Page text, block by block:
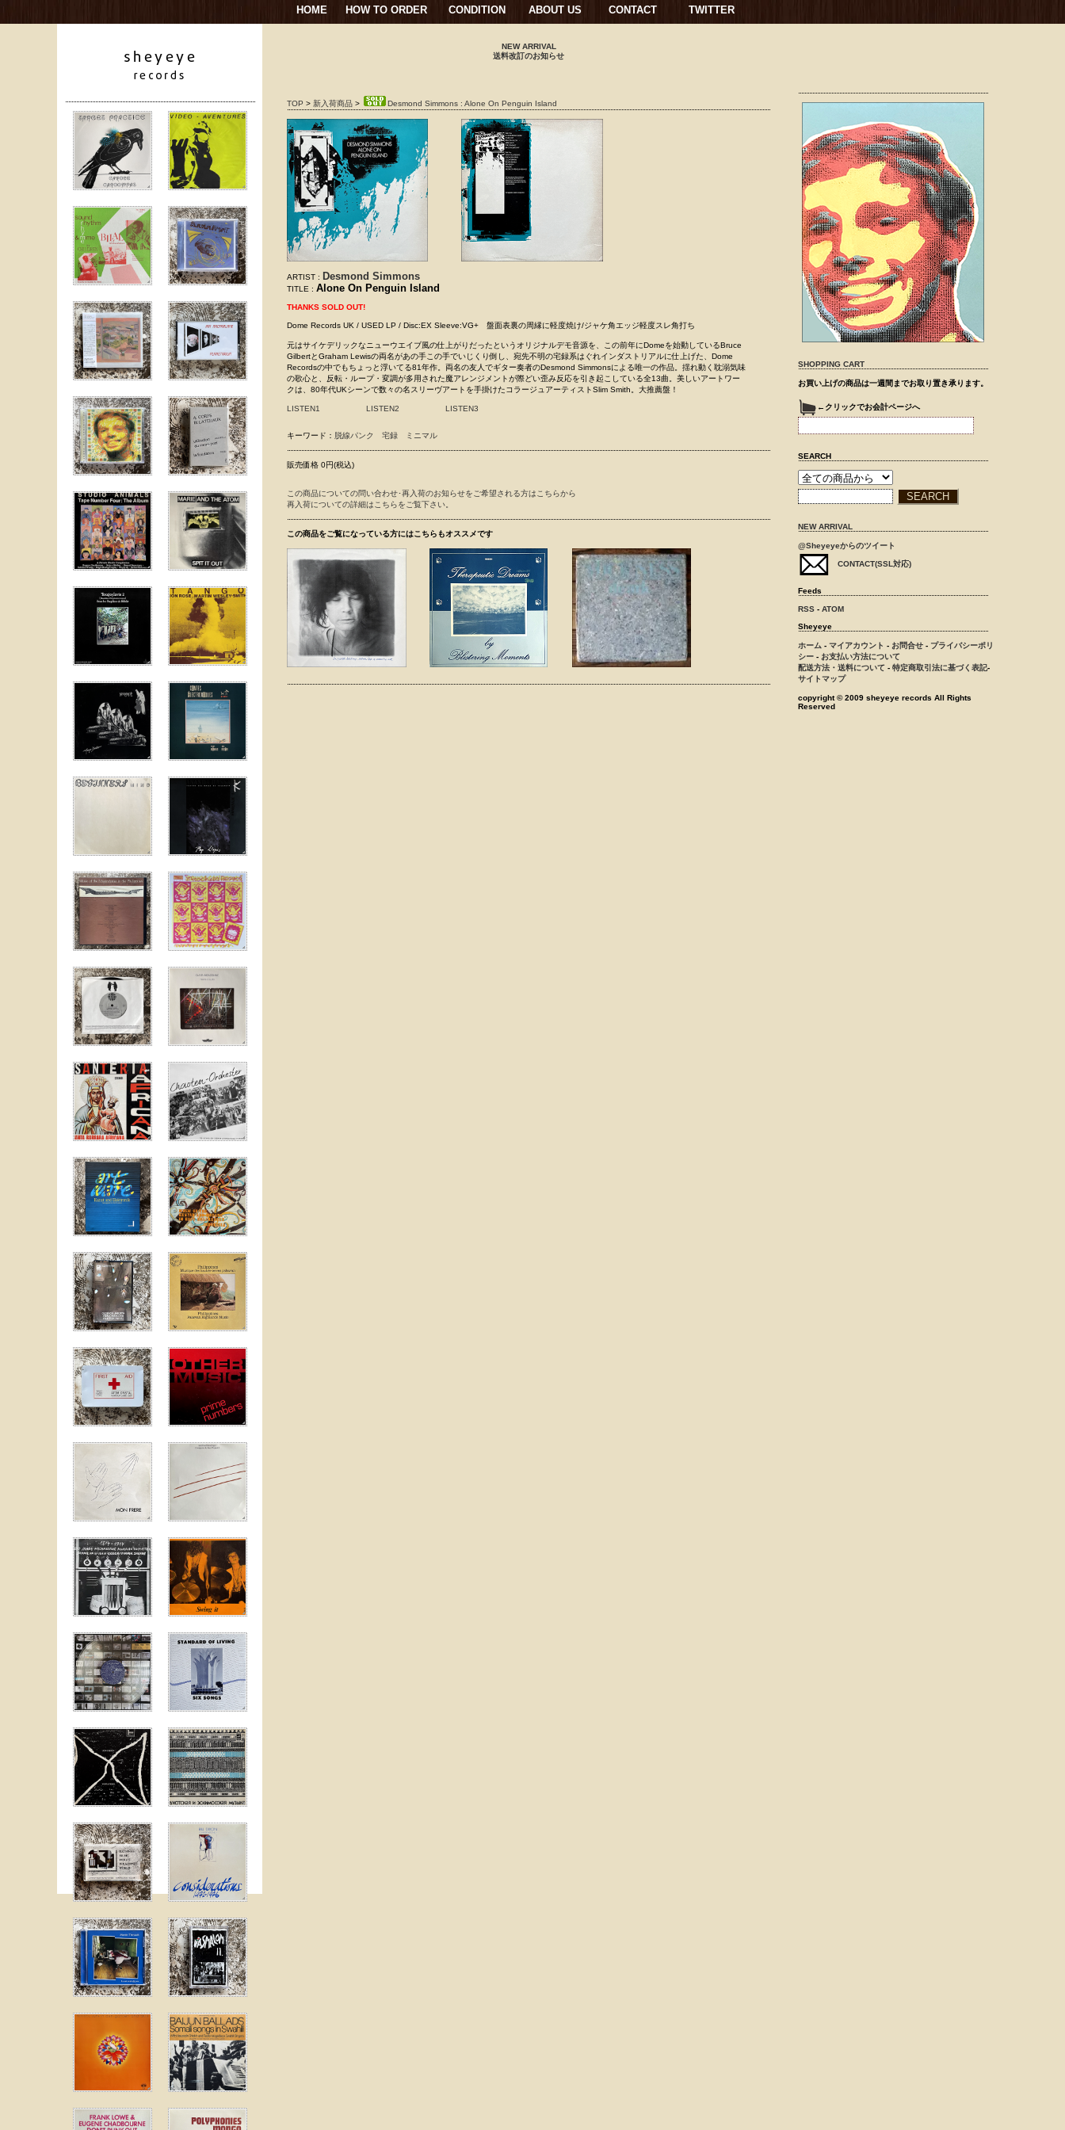
HOME HOW TO ORDER CONDITION ABOUT US CONTACT TWITTER
NEW ARRIVAL
送料改訂のお知らせ
TOP > 新入荷商品 > Desmond Simmons : Alone On Penguin Island
ARTIST : Desmond Simmons
TITLE : Alone On Penguin Island
THANKS SOLD OUT!
Dome Records UK / USED LP / Disc:EX Sleeve:VG+ 盤面表裏の周縁に軽度焼け/ジャケ角エッジ軽度スレ角打ち
元はサイケデリックなニューウエイブ風の仕上がりだったというオリジナルデモ音源を、この前年にDomeを始動しているBruce
GilbertとGraham Lewisの両名があの手この手でいじくり倒し、宛先不明の宅録系はぐれインダストリアルに仕上げた、Dome
Recordsの中でもちょっと浮いてる81年作。両名の友人でギター奏者のDesmond Simmonsによる唯一の作品。揺れ動く耽溺気味
の歌心と、反転・ループ・変調が多用された魔アレンジメントが際どい歪み反応を引き起こしている全13曲。美しいアートワー
クは、80年代UKシーンで数々の名スリーヴアートを手掛けたコラージュアーティストSlim Smith。大推薦盤！
LISTEN1 LISTEN2 LISTEN3
キーワード： 脱線パンク 宅録 ミニマル
販売価格 0円(税込)
この商品についての問い合わせ･再入荷のお知らせをご希望される方はこちらから
再入荷についての詳細はこちらをご覧下さい。
この商品をご覧になっている方にはこちらもオススメです
SHOPPING CART
お買い上げの商品は一週間までお取り置き承ります。
←クリックでお会計ページへ
SEARCH
NEW ARRIVAL
@Sheyeyeからのツイート
CONTACT(SSL対応)
Feeds
RSS - ATOM
Sheyeye
ホーム - マイアカウント - お問合せ - プライバシーポリ
シー - お支払い方法について
配送方法・送料について - 特定商取引法に基づく表記-
サイトマップ
copyright © 2009 sheyeye records All Rights
Reserved